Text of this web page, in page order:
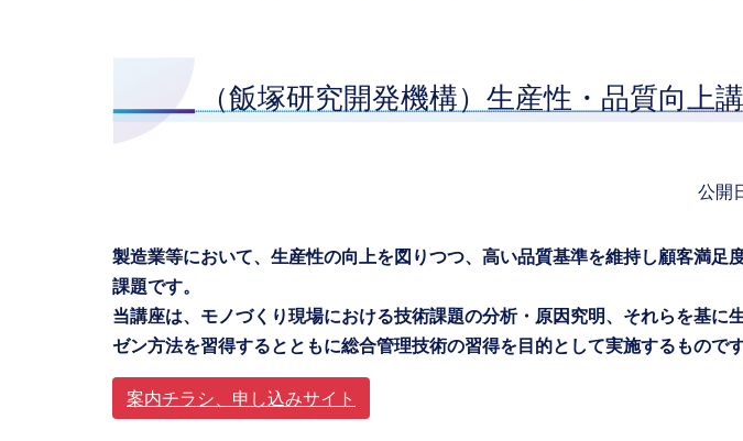
（飯塚研究開発機構）生産性・品質向上
公開
製造業等において、生産性の向上を図りつつ、高い品質基準を維持し顧客満足
課題です。
当講座は、モノづくり現場における技術課題の分析・原因究明、それらを基に
ゼン方法を習得するとともに総合管理技術の習得を目的として実施するものです
案内チラシ、申し込みサイト